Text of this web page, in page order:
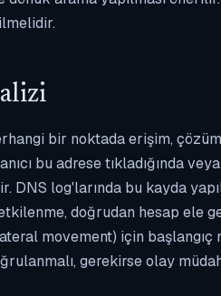
bir noktada erişim,
bu adrese tıkladığında
DNS log'larında bu kayda
doğrudan hesap
movement) için
gerekirse olay